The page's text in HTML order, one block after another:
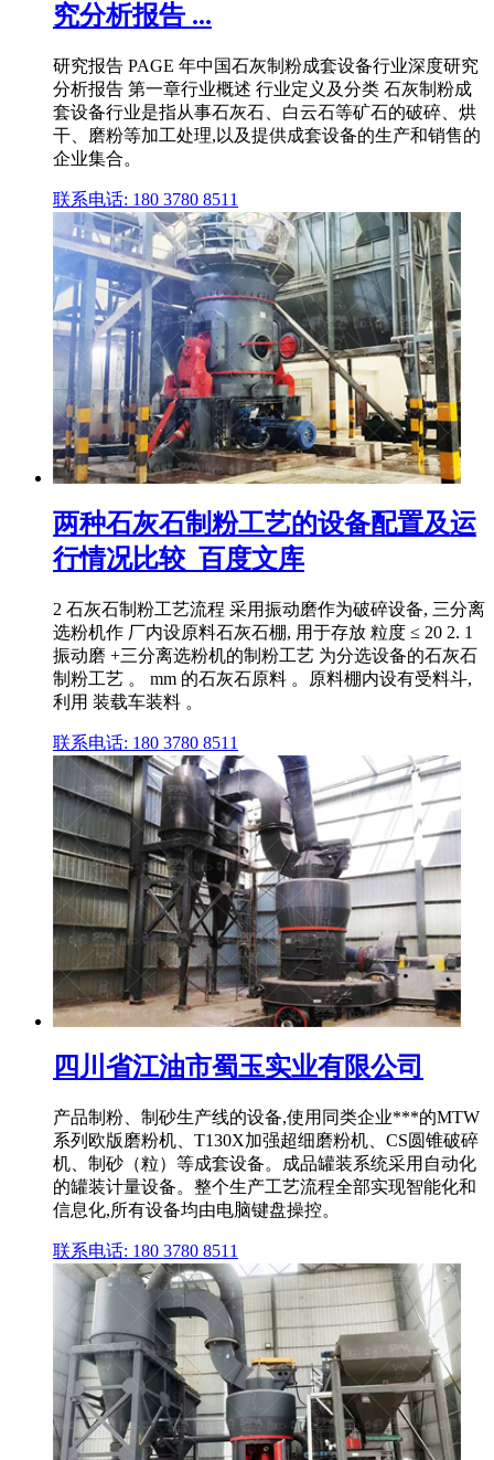
究分析报告 ...
研究报告 PAGE 年中国石灰制粉成套设备行业深度研究
分析报告 第一章行业概述 行业定义及分类 石灰制粉成
套设备行业是指从事石灰石、白云石等矿石的破碎、烘
干、磨粉等加工处理,以及提供成套设备的生产和销售的
企业集合。
联系电话: 180 3780 8511
两种石灰石制粉工艺的设备配置及运
行情况比较_百度文库
2 石灰石制粉工艺流程 采用振动磨作为破碎设备, 三分离
选粉机作 厂内设原料石灰石棚, 用于存放 粒度 ≤ 20 2. 1
振动磨 +三分离选粉机的制粉工艺 为分选设备的石灰石
制粉工艺 。 mm 的石灰石原料 。原料棚内设有受料斗,
利用 装载车装料 。
联系电话: 180 3780 8511
四川省江油市蜀玉实业有限公司
产品制粉、制砂生产线的设备,使用同类企业***的MTW
系列欧版磨粉机、T130X加强超细磨粉机、CS圆锥破碎
机、制砂（粒）等成套设备。成品罐装系统采用自动化
的罐装计量设备。整个生产工艺流程全部实现智能化和
信息化,所有设备均由电脑键盘操控。
联系电话: 180 3780 8511